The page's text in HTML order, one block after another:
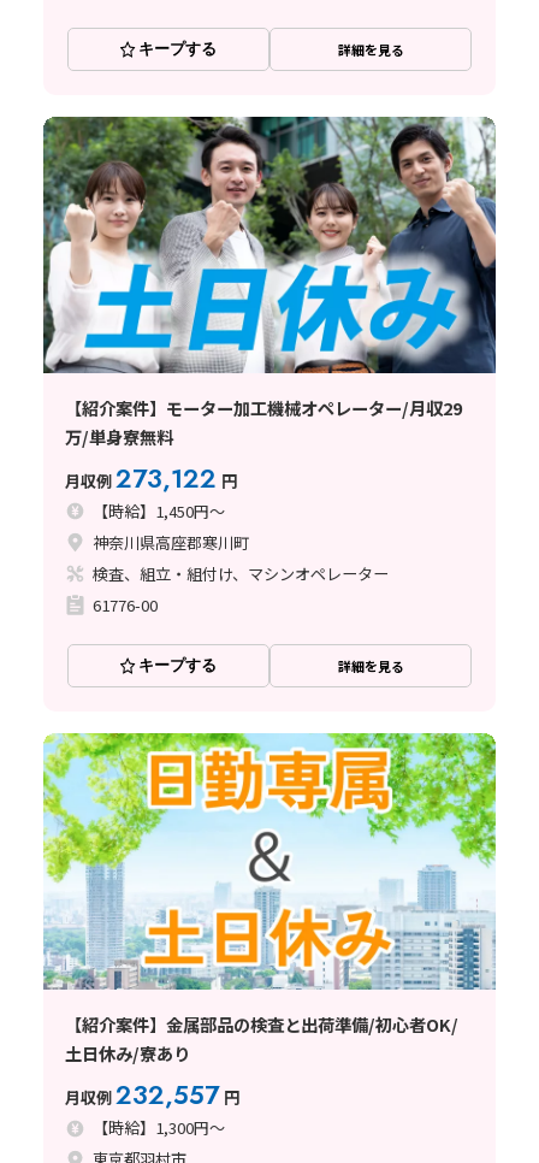
キープする 詳細を見る
【紹介案件】モーター加工機械オペレーター/月収29
万/単身寮無料
月収例273,122 円
【時給】1,450円～
神奈川県高座郡寒川町
検査、組立・組付け、マシンオペレーター
61776-00
キープする 詳細を見る
【紹介案件】金属部品の検査と出荷準備/初心者OK/
土日休み/寮あり
月収例232,557 円
【時給】1,300円～